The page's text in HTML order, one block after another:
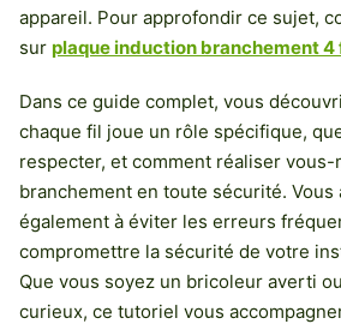
appareil. Pour approfondir ce sujet,
sur plaque induction branchement 4
Dans ce guide complet, vous
chaque fil joue un rôle spécifique,
respecter, et comment réaliser vous-
branchement en toute sécurité. Vous
également à éviter les erreurs
compromettre la sécurité de votre
Que vous soyez un bricoleur averti
curieux, ce tutoriel vous